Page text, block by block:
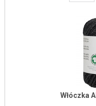
Włóczka